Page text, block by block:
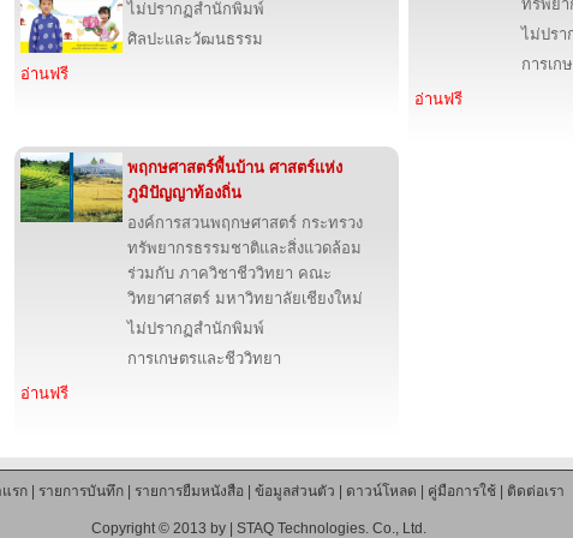
ไม่ปรากฏสำนักพิมพ์
ศิลปะและวัฒนธรรม
อ่านฟรี
ทรัพยา
ไม่ปร
การเก
อ่านฟรี
พฤกษศาสตร์พื้นบ้าน ศาสตร์แห่ง
ภูมิปัญญาท้องถิ่น
องค์การสวนพฤกษศาสตร์ กระทรวง
ทรัพยากรธรรมชาติและสิ่งแวดล้อม
ร่วมกับ ภาควิชาชีววิทยา คณะ
วิทยาศาสตร์ มหาวิทยาลัยเชียงใหม่
ไม่ปรากฏสำนักพิมพ์
การเกษตรและชีววิทยา
อ่านฟรี
รก| รายการบันทึก| รายการยืมหนังสือ ข้อมูลส่วนตัว ดาวน์โหลด คู่มือการใช้| ติดต่อเรา
Copyright © 2013 by | STAQ Technologies. Co., Ltd.